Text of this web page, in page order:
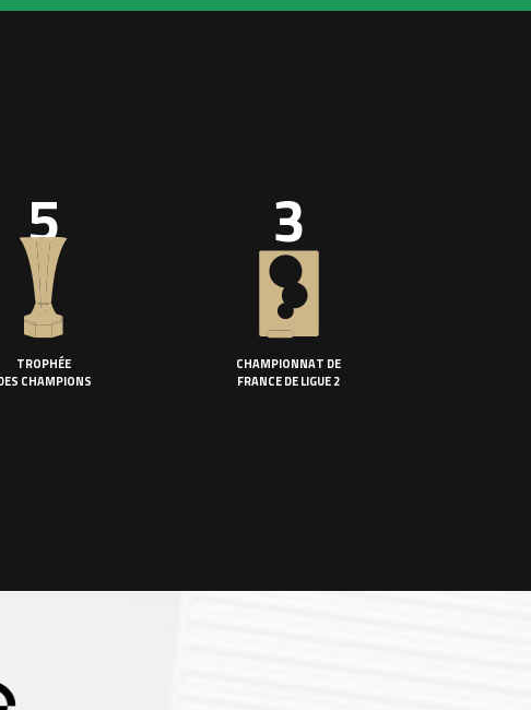
5
TROPHÉE
CHAMPIONS
3
CHAMPIONNAT DE
FRANCE DE LIGUE 2